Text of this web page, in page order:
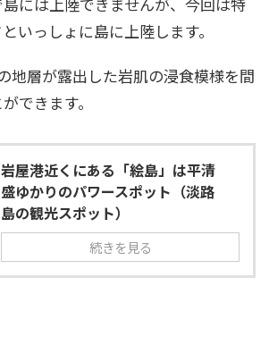
いっしょに島に上陸します。
地層が露出した岩肌の浸食模様を間
できます。
岩屋港近くにある「絵島」は平清
盛ゆかりのパワースポット（淡路
島の観光スポット）
続きを見る